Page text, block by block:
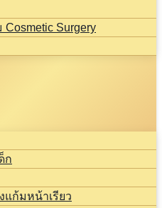
Surgery
ก
แก้มหน้าเรียว